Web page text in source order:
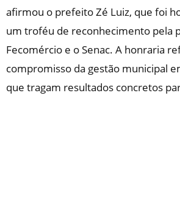
afirmou o prefeito Zé Luiz, que foi
um troféu de reconhecimento pela
Fecomércio e o Senac. A honraria
compromisso da gestão municipal
que tragam resultados concretos